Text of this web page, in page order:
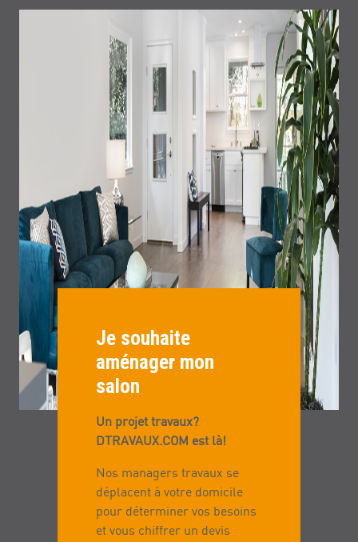
Je souhaite
aménager mon
salon
Un projet travaux?
DTRAVAUX.COM est là!
Nos managers travaux se
déplacent à votre domicile
pour déterminer vos besoins
et vous chiffrer un devis